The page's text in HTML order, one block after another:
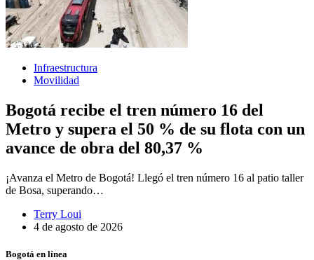
Infraestructura
Movilidad
Bogotá recibe el tren número 16 del
Metro y supera el 50 % de su flota con un
avance de obra del 80,37 %
¡Avanza el Metro de Bogotá! Llegó el tren número 16 al patio taller
de Bosa, superando…
Terry Loui
4 de agosto de 2026
Bogotá en línea